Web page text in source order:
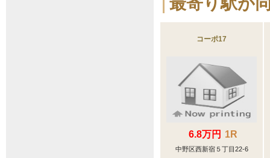
コーポ17
6.8万円 1R
中野区西新宿５丁目22-6